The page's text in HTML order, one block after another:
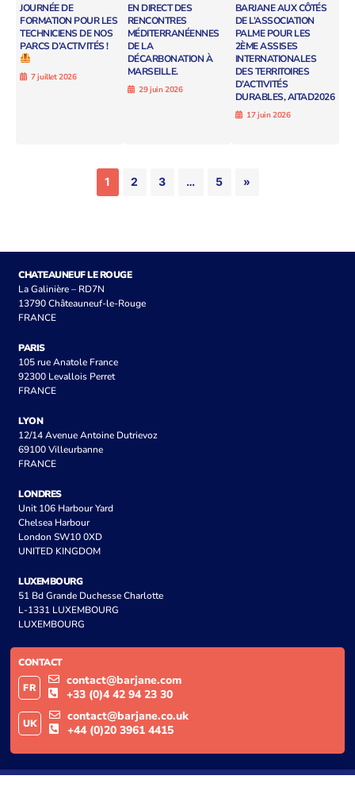
JOURNÉE DE
FORMATION POUR LES
TECHNICIENS DE NOS
PARCS D’ACTIVITÉS !
7 juillet 2026
EN DIRECT DES
RENCONTRES
MÉDITERRANÉENNES
DE LA
DÉCARBONATION À
MARSEILLE.
29 juin 2026
BARJANE AUX CÔTÉS
DE L’ASSOCIATION
PALME POUR LES
2ÈME ASSISES
INTERNATIONALES
DES TERRITOIRES
D’ACTIVITÉS
DURABLES, AITAD2026
17 juin 2026
1 2 3 … 5 »
CHATEAUNEUF LE ROUGE
La Galinière – RD7N
13790 Châteauneuf-le-Rouge
FRANCE
PARIS
105 rue Anatole France
92300 Levallois Perret
FRANCE
LYON
12/14 Avenue Antoine Dutrievoz
69100 Villeurbanne
FRANCE
LONDRES
Unit 106 Harbour Yard
Chelsea Harbour
London SW10 0XD
UNITED KINGDOM
LUXEMBOURG
51 Bd Grande Duchesse Charlotte
L-1331 LUXEMBOURG
LUXEMBOURG
CONTACT
FR
contact@barjane.com
+33 (0)4 42 94 23 30
UK
contact@barjane.co.uk
+44 (0)20 3961 4415